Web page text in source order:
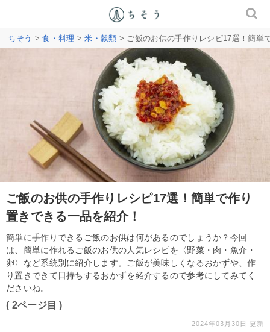
ちそう >食・料理 >米・穀類 > ご飯のお供の手作りレシピ17選！簡単
ご飯のお供の手作りレシピ17選！簡単で作り
置きできる一品を紹介！
簡単に手作りできるご飯のお供は何があるのでしょうか？今回
は、簡単に作れるご飯のお供の人気レシピを〈野菜・肉・魚介・
卵〉など系統別に紹介します。ご飯が美味しくなるおかずや、作
り置きできて日持ちするおかずを紹介するので参考にしてみてく
ださいね。
( 2ページ目 )
2024年03月30日 更新